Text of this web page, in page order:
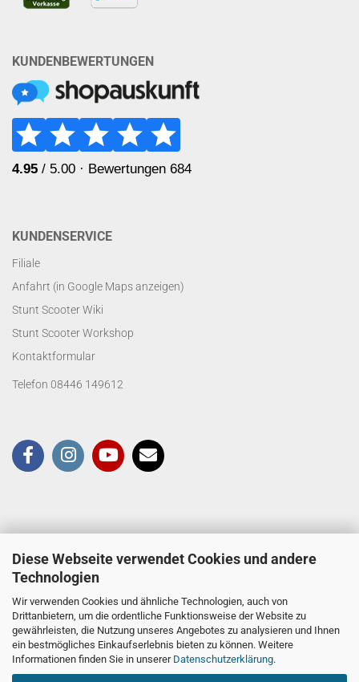
Diese Webseite verwendet Cookies und andere
Technologien
Wir verwenden Cookies und ähnliche Technologien, auch von
Drittanbietern, um die ordentliche Funktionsweise der Website zu
gewährleisten, die Nutzung unseres Angebotes zu analysieren und Ihnen
ein bestmögliches Einkaufserlebnis bieten zu können. Weitere
Informationen finden Sie in unserer Datenschutzerklärung.
KUNDENBEWERTUNGEN
KUNDENSERVICE
Filiale
Anfahrt (in Google Maps anzeigen)
Stunt Scooter Wiki
Stunt Scooter Workshop
Kontaktformular
Telefon 08446 149612